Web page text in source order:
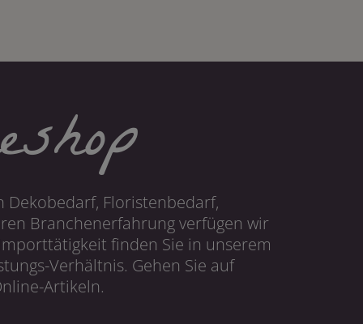
Floristenbedarf,
Branchenerfahrung verfügen wir
finden Sie in unserem
Verhältnis. Gehen Sie auf
Artikeln.